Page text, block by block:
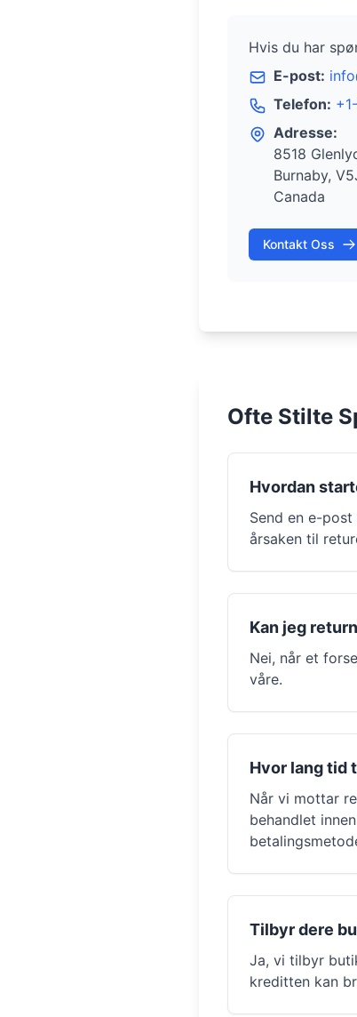
Hvis du har
E-post:
Telefon:
Adresse:
8518
Burnaby,
Canada
Kontakt Oss
Ofte Stilte
Hvordan
Send en e-post
årsaken til
Kan jeg
Nei, når et
våre.
Hvor lang tid
Når vi mottar
behandlet
Tilbyr dere
Ja, vi tilbyr
kreditten kan